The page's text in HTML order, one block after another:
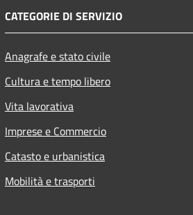
CATEGORIE DI SERVIZIO
Anagrafe e stato civile
Cultura e tempo libero
Vita lavorativa
Imprese e Commercio
Catasto e urbanistica
Mobilità e trasporti